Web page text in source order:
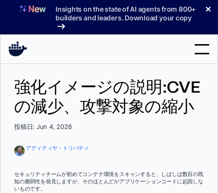
へ
Insights on the state of AI agents from 800+
builders and leaders. Download your copy
✕
ドキュメント
索
強化イメージの説明:CVE
の減少、攻撃対象の縮小
投稿日: Jun 4, 2026
アディティヤ・トリパティ
セキュリティチームが初めてコンテナ環境をスキャンすると、しばしば数百の既
知の脆弱性を発見しますが、そのほとんどがアプリケーションコードに起因しな
いものです。